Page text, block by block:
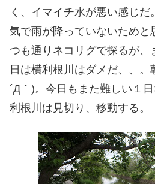
く、イマイチ水が悪い感じ
気で雨が降っていないためと
つも通りネコリグで探るが、
日は横利根川はダメだ、、。
´Д｀)。今日もまた難しい１
利根川は見切り、移動する。